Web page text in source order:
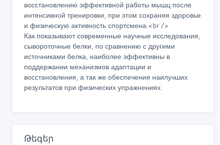
восстановлению эффективной работы мышц после
интенсивной тренировки, при этом сохраняя здоровье
и физическую активность спортсмена.<br />
Как показывают современные научные исследования,
сывороточные белки, по сравнению с другими
источниками белка, наиболее эффективны в
поддержании механизмов адаптации и
восстановления, а так же обеспечения наилучших
результатов при физических упражнениях.
Թեգեր